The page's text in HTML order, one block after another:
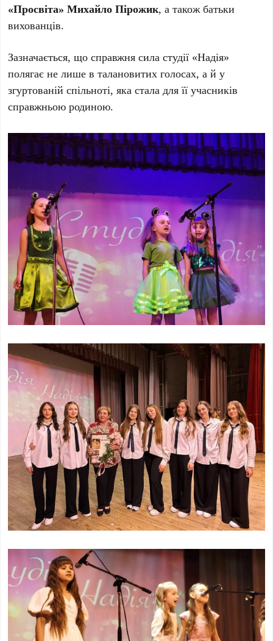
«Просвіта» Михайло Пірожик, а також батьки
вихованців.
Зазначається, що справжня сила студії «Надія»
полягає не лише в талановитих голосах, а й у
згуртованій спільноті, яка стала для її учасників
справжньою родиною.